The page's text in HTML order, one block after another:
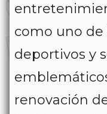
como uno de
deportivos y
renovación